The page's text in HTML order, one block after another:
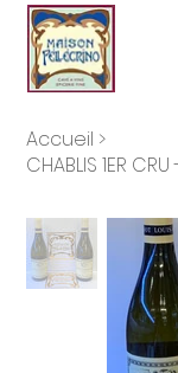
Accueil >